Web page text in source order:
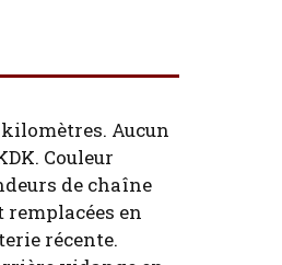
Aucun
Couleur
de chaîne
remplacées en
récente.